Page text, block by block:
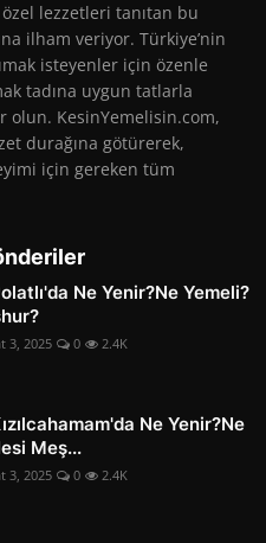
lezzetleri tanıtan bu
ilham veriyor. Türkiye’nin
isteyenler için özenle
tadına uygun tatlarla
olun. KesinYemelisin.com,
durağına götürerek,
için gereken tüm
Ne Yenir?Ne Yemeli?
3, 2025 0 2.4K
Ne Yenir?Ne
Meş...
3, 2025 0 2.4K